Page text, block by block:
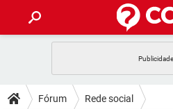
CELULAR
DICAS
Fórum Rede social